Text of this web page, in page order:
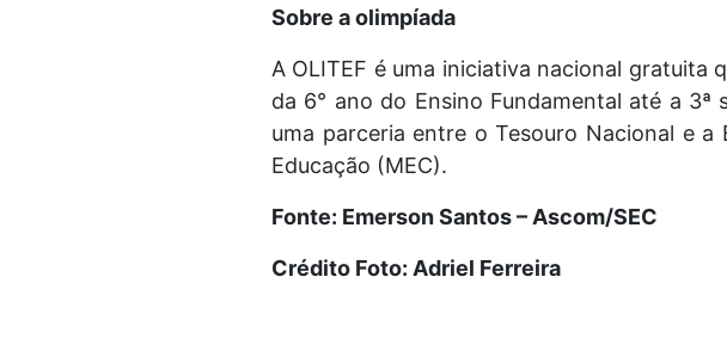
Sobre a olimpíada
A OLITEF é uma iniciativa nacional
da 6° ano do Ensino Fundamental até a
uma parceria entre o Tesouro Nacional e
Educação (MEC).
Fonte: Emerson Santos – Ascom/SEC
Crédito Foto: Adriel Ferreira